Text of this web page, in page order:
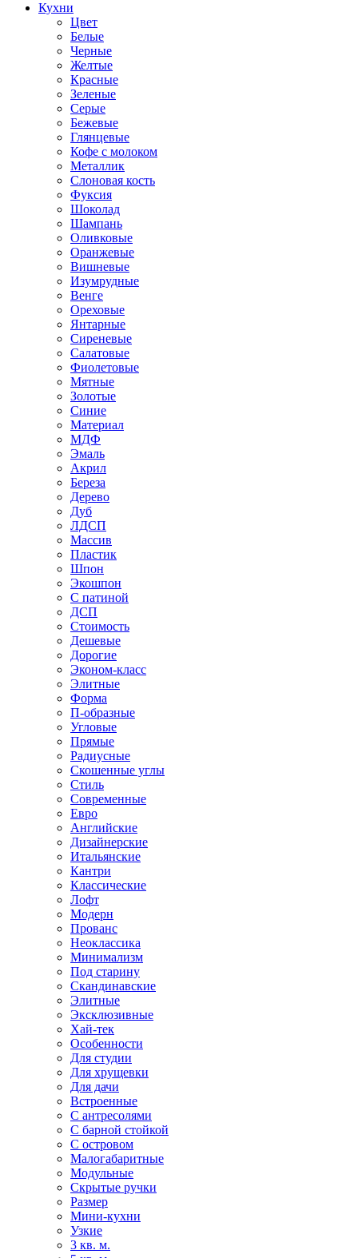
Кухни
Цвет
Белые
Черные
Желтые
Красные
Зеленые
Серые
Бежевые
Глянцевые
Кофе с молоком
Металлик
Слоновая кость
Фуксия
Шоколад
Шампань
Оливковые
Оранжевые
Вишневые
Изумрудные
Венге
Ореховые
Янтарные
Сиреневые
Салатовые
Фиолетовые
Мятные
Золотые
Синие
Материал
МДФ
Эмаль
Акрил
Береза
Дерево
Дуб
ЛДСП
Массив
Пластик
Шпон
Экошпон
С патиной
ДСП
Стоимость
Дешевые
Дорогие
Эконом-класс
Элитные
Форма
П-образные
Угловые
Прямые
Радиусные
Скошенные углы
Стиль
Современные
Евро
Английские
Дизайнерские
Итальянские
Кантри
Классические
Лофт
Модерн
Прованс
Неоклассика
Минимализм
Под старину
Скандинавские
Элитные
Эксклюзивные
Хай-тек
Особенности
Для студии
Для хрущевки
Для дачи
Встроенные
С антресолями
С барной стойкой
С островом
Малогабаритные
Модульные
Скрытые ручки
Размер
Мини-кухни
Узкие
3 кв. м.